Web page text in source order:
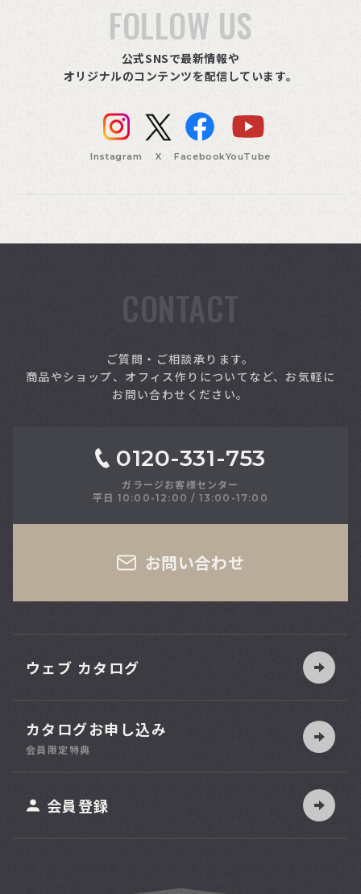
FOLLOW US
公式SNSで最新情報や
オリジナルのコンテンツを配信しています。
Instagram X FacebookYouTube
CONTACT
ご質問・ご相談承ります。
商品やショップ、オフィス作りについてなど、お気軽に
お問い合わせください。
0120-331-753
ガラージお客様センター
平日 10:00-12:00 / 13:00-17:00
お問い合わせ
ウェブ カタログ
カタログお申し込み
会員限定特典
会員登録